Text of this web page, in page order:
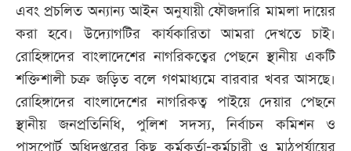
এবং প্রচলিত অন্যান্য আইন অনুযায়ী ফৌজদারি মামলা দায়ের
করা হবে। উদ্যোগটির কার্যকারিতা আমরা দেখতে চাই।
রোহিঙ্গাদের বাংলাদেশের নাগরিকত্বের পেছনে স্থানীয় একটি
শক্তিশালী চক্র জড়িত বলে গণমাধ্যমে বারবার খবর আসছে।
রোহিঙ্গাদের বাংলাদেশের নাগরিকত্ব পাইয়ে দেয়ার পেছনে
স্থানীয় জনপ্রতিনিধি, পুলিশ সদস্য, নির্বাচন কমিশন ও